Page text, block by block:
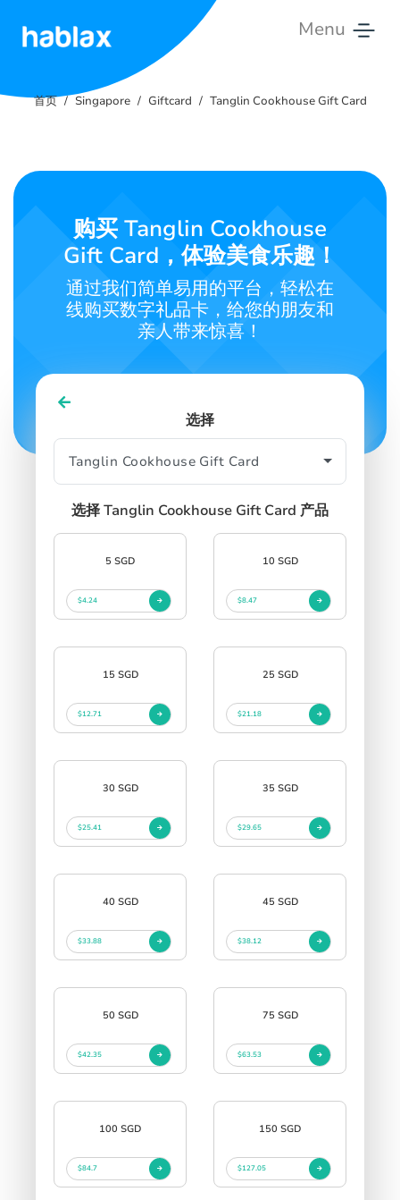
Menu
费
SIGN INSIGN UP
首页 Singapore Giftcard Tanglin Cookhouse Gift Card
购买 Tanglin Cookhouse
Gift Card，体验美食乐趣！
通过我们简单易用的平台，轻松在
线购买数字礼品卡，给您的朋友和
亲人带来惊喜！
选择
选择 Tanglin Cookhouse Gift Card 产品
5 SGD
$4.24
10 SGD
$8.47
15 SGD
$12.71
25 SGD
$21.18
30 SGD
$25.41
35 SGD
$29.65
40 SGD
$33.88
45 SGD
$38.12
50 SGD
$42.35
75 SGD
$63.53
100 SGD
$84.7
150 SGD
$127.05